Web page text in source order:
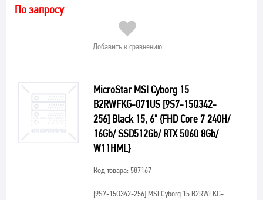
По запросу
Добавить к сравнению
MicroStar MSI Cyborg 15
B2RWFKG-071US [9S7-15Q342-
256] Black 15, 6" {FHD Core 7 240H/
16Gb/ SSD512Gb/ RTX 5060 8Gb/
W11HML}
Код товара: 587167
[9S7-15Q342-256]MSI Cyborg 15 B2RWFKG-